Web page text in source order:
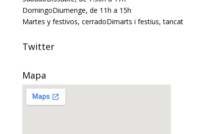
DomingoDiumenge, de 11h a 15h
Martes y festivos, cerradoDimarts i festius, tancat
Twitter
Mapa